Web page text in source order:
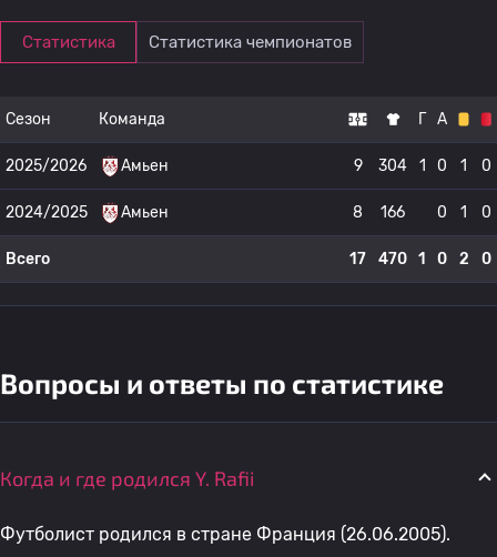
Статистика Статистика чемпионатов
Сезон Команда Г А
2025/2026 Амьен 9 304 1 0 1 0
2024/2025 Амьен 8 166 0 1 0
Всего 17 470 1 0 2 0
Вопросы и ответы по статистике
Когда и где родился Y. Rafii
Футболист родился в стране Франция (26.06.2005).